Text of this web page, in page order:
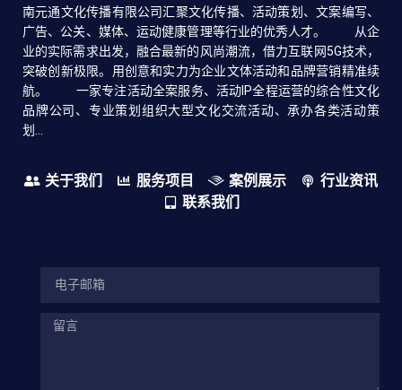
南元通文化传播有限公司汇聚文化传播、活动策划、文案编写、
广告、公关、媒体、运动健康管理等行业的优秀人才。 从企
业的实际需求出发，融合最新的风尚潮流，借力互联网5G技术，
突破创新极限。用创意和实力为企业文体活动和品牌营销精准续
航。 一家专注活动全案服务、活动IP全程运营的综合性文化
品牌公司、专业策划组织大型文化交流活动、承办各类活动策
划...
关于我们 服务项目 案例展示
行业资讯
联系我们